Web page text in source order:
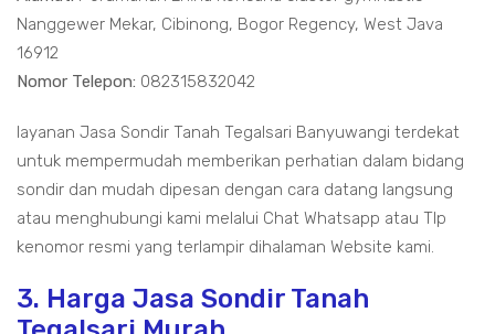
Nanggewer Mekar, Cibinong, Bogor Regency, West Java
16912
Nomor Telepon: 082315832042
layanan Jasa Sondir Tanah Tegalsari Banyuwangi terdekat
untuk mempermudah memberikan perhatian dalam bidang
sondir dan mudah dipesan dengan cara datang langsung
atau menghubungi kami melalui Chat Whatsapp atau Tlp
kenomor resmi yang terlampir dihalaman Website kami.
3. Harga Jasa Sondir Tanah